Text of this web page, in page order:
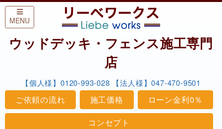
Skip to content
MENU
ウッドデッキ・フェンス施工専門
店
【個人様】0120-993-028 【法人様】047-470-9501
ご依頼の流れ 施工価格
ローン金利0％
コンセプト